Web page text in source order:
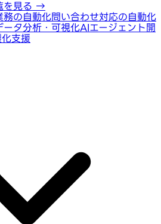
を見る →
務の自動化問い合わせ対応の自動化
ータ分析・可視化AIエージェント開
支援